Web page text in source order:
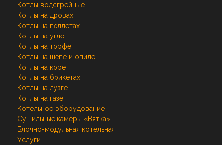
Котлы водогрейные
Котлы на дровах
Котлы на пеллетах
Котлы на угле
Котлы на торфе
Котлы на щепе и опиле
Котлы на коре
Котлы на брикетах
Котлы на лузге
Котлы на газе
Котельное оборудование
Сушильные камеры «Вятка»
Блочно-модульная котельная
Услуги